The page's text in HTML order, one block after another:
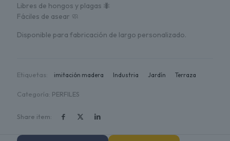
Libres de hongos y plagas 🐜
Fáciles de asear 🧼
Disponible para fabricación de largo personalizado.
Etiquetas: imitación madera Industria Jardín Terraza
Categoría: PERFILES
Share item: